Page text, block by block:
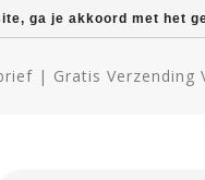
| Gratis Verzending
ga je akkoord met het